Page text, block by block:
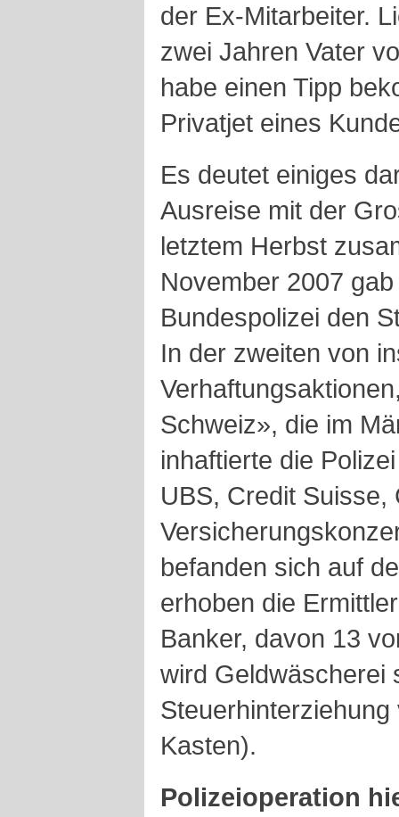
der Ex-Mitarbeiter.
zwei Jahren Vater
habe einen Tipp
Privatjet eines
Es deutet einiges
Ausreise mit der
letztem Herbst
November 2007
Bundespolizei den
In der zweiten von
Schweiz», die im
inhaftierte die
UBS, Credit
befanden sich auf
erhoben die
Banker, davon 13
wird Geldwäscherei
Kasten).
Polizeioperation